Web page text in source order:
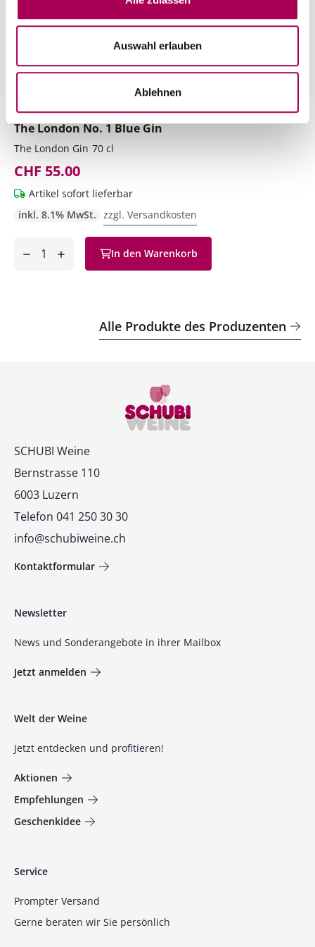
Auswahl erlauben
Ablehnen
The London No. 1 Blue Gin
The London Gin 70 cl
CHF 55.00
Artikel sofort lieferbar
inkl. 8.1% MwSt. zzgl. Versandkosten
In den Warenkorb
Alle Produkte des Produzenten
Kontakt
SCHUBI Weine
Bernstrasse 110
6003 Luzern
Telefon 041 250 30 30
info@schubiweine.ch
Kontaktformular
Newsletter
News und Sonderangebote in ihrer Mailbox
Jetzt anmelden
Welt der Weine
Jetzt entdecken und profitieren!
Aktionen
Empfehlungen
Geschenkidee
Service
Prompter Versand
Gerne beraten wir Sie persönlich